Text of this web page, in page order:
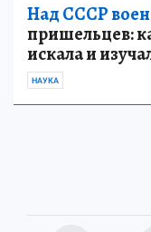
Над СССР
пришельцев:
искала и
НАУКА